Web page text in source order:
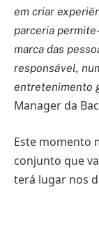
em criar
parceria
marca das
responsável,
entretenimento
Manager da
Este momento
conjunto que
terá lugar nos